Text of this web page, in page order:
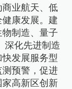
业航天、低
康发展。建
制造、量子
深化先进制造
发展服务型
预警，促进
高新区创新